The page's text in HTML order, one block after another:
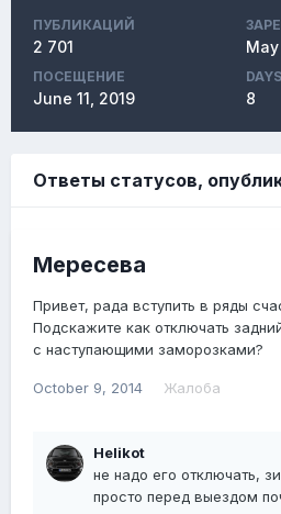
ПУБЛИКАЦИЙ
2 701
ПОСЕЩЕНИЕ
June 11, 2019 8
Ответы статусов,
Мересева
Привет, рада вступить в ряды
Подскажите как отключать
с наступающими заморозками?
October 9, 2014 Жалоба
Helikot
не надо его отключать,
просто перед выездом